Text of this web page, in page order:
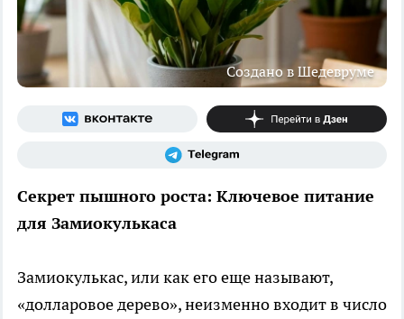
Создано в Шедевруме
Секрет пышного роста: Ключевое питание
для Замиокулькаса
Замиокулькас, или как его еще называют,
«долларовое дерево», неизменно входит в число